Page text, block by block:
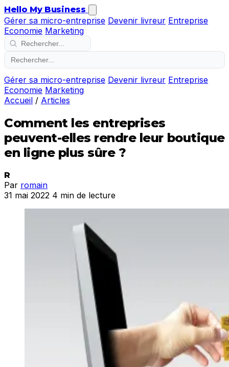
Hello My Business
Gérer sa micro-entreprise Devenir livreur Entreprise
Economie Marketing
Gérer sa micro-entreprise Devenir livreur Entreprise
Economie Marketing
Accueil / Articles
Comment les entreprises
peuvent-elles rendre leur boutique
en ligne plus sûre ?
R
Par romain
31 mai 2022 4 min de lecture